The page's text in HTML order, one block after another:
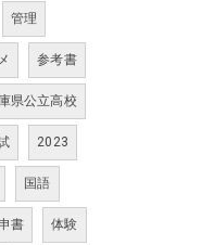
管理
参考書
県公立高校
2023
国語
書 体験